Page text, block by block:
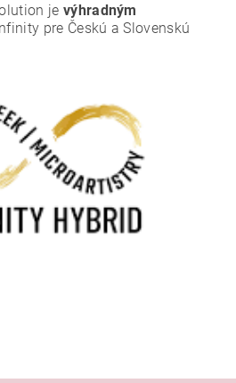
spodmienkami ochrany
je výhradným
pre Českú a Slovenskú